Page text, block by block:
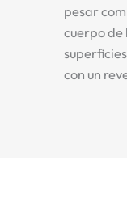
pesar
cuerpo de
con un